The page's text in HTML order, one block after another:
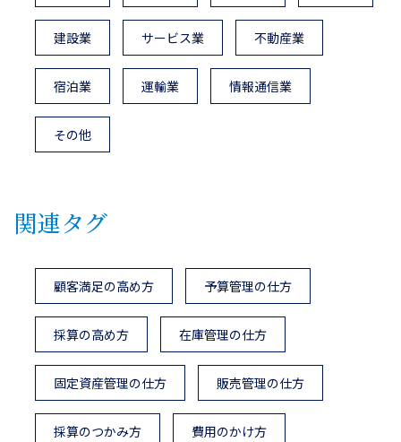
建設業 サービス業 不動産業
宿泊業 運輸業 情報通信業
その他
関連タグ
顧客満足の高め方 予算管理の仕方
採算の高め方 在庫管理の仕方
固定資産管理の仕方 販売管理の仕方
採算のつかみ方 費用のかけ方